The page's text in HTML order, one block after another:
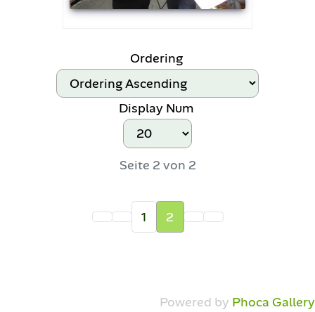
Ordering
Display Num
Seite 2 von 2
1 2
Powered by Phoca Gallery